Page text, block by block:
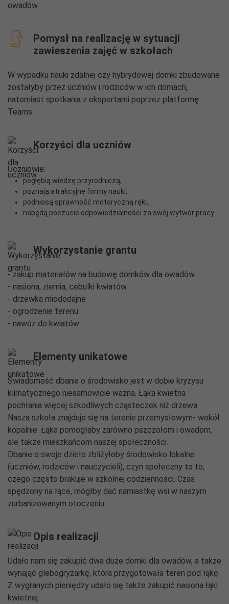
owadów.
Pomysł na realizację w sytuacji
zawieszenia zajęć w szkołach
W wypadku nauki zdalnej czy hybrydowej domki zbudowane
zostałyby przez uczniów i rodziców w ich domach,
natomiast spotkania z ekspertami poprzez platformę
Teams.
Korzyści dla uczniów
Uczniowie:
pogłębią wiedzę przyrodniczą,
poznają atrakcyjne formy nauki,
podniosą sprawność motoryczną ręki,
nabędą poczucie odpowiedzialności za swój wytwór pracy
Wykorzystanie grantu
- zakup materiałów na budowę domków dla owadów
- nasiona, ziemia, cebulki kwiatów
- drzewka miododajne
- ogrodzenie terenu
- nawóz do kwiatów
Elementy unikatowe
Świadomość dbania o środowisko jest w dobie kryzysu
klimatycznego niesamowicie ważna. Łąka kwietna
pochłania więcej szkodliwych cząsteczek niż drzewa.
Nasza szkoła znajduje się na terenie przemysłowym- wokół
kopalnie. Łąka pomogłaby zarówno pszczołom i owadom,
ale także mieszkańcom naszej społeczności.
Dbanie o swoje dzieło zbliżyłoby środowisko lokalne
(uczniów, rodziców i nauczycieli), czyn społeczny to to,
czego często brakuje w szkolnej codzienności. Czas
spędzony na łące, mógłby dać namiastkę wsi w naszym
zurbanizowanym otoczeniu.
Opis realizacji
Udało nam się zakupić dwa duże domki dla owadów, a także
wynająć glebogryzarkę, która przygotowała teren pod łąkę.
Z wygranych pieniędzy udało się także zakupić nasiona łąki
kwietnej.